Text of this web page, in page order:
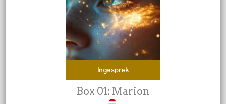
Ingesprek
Box 01: Marion